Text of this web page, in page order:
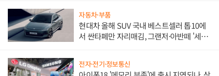
자동차·부품
현대차 올해 SUV 국내 베스트셀러 톱10에
서 싼타페만 자리매김, 그랜저·아반떼 '세단
전자·전기·정보통신